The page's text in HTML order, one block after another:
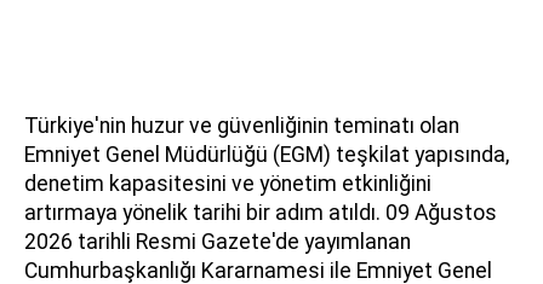
Türkiye'nin huzur ve güvenliğinin teminatı olan
Emniyet Genel Müdürlüğü (EGM) teşkilat yapısında,
denetim kapasitesini ve yönetim etkinliğini
artırmaya yönelik tarihi bir adım atıldı. 09 Ağustos
2026 tarihli Resmi Gazete'de yayımlanan
Cumhurbaşkanlığı Kararnamesi ile Emniyet Genel